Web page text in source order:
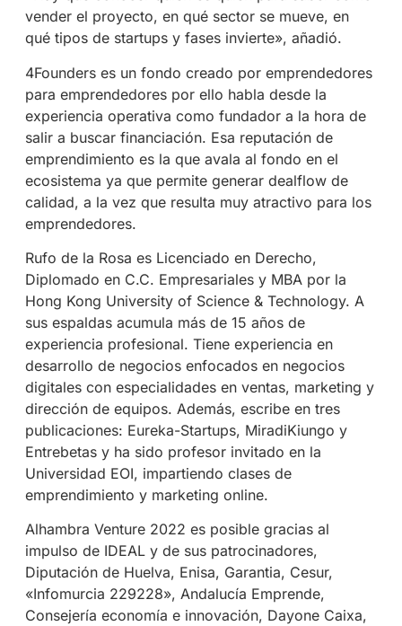
vender el proyecto, en qué sector se mueve, en
qué tipos de startups y fases invierte», añadió.
4Founders es un fondo creado por emprendedores
para emprendedores por ello habla desde la
experiencia operativa como fundador a la hora de
salir a buscar financiación. Esa reputación de
emprendimiento es la que avala al fondo en el
ecosistema ya que permite generar dealflow de
calidad, a la vez que resulta muy atractivo para los
emprendedores.
Rufo de la Rosa es Licenciado en Derecho,
Diplomado en C.C. Empresariales y MBA por la
Hong Kong University of Science & Technology. A
sus espaldas acumula más de 15 años de
experiencia profesional. Tiene experiencia en
desarrollo de negocios enfocados en negocios
digitales con especialidades en ventas, marketing y
dirección de equipos. Además, escribe en tres
publicaciones: Eureka-Startups, MiradiKiungo y
Entrebetas y ha sido profesor invitado en la
Universidad EOI, impartiendo clases de
emprendimiento y marketing online.
Alhambra Venture 2022 es posible gracias al
impulso de IDEAL y de sus patrocinadores,
Diputación de Huelva, Enisa, Garantia, Cesur,
«Infomurcia 229228», Andalucía Emprende,
Consejería economía e innovación, Dayone Caixa,